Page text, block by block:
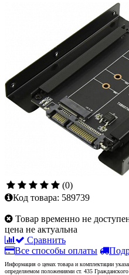
(0)
Код товара: 589739
Товар временно не
цена не актуальна
Сравнить
Все способы оплаты
Информация о ценах товара и комплектации
определяемом положениями ст. 435